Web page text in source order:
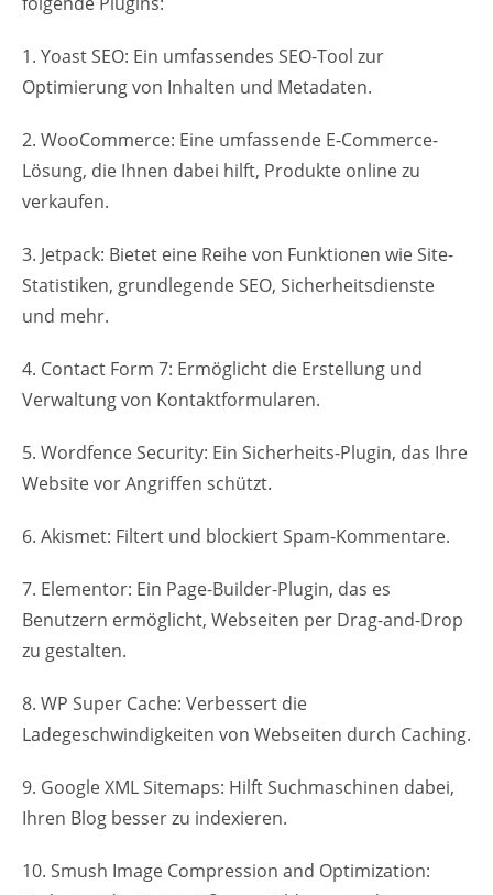
1. Yoast SEO: Ein umfassendes SEO-Tool zur
Optimierung von Inhalten und Metadaten.
2. WooCommerce: Eine umfassende E-Commerce-
Lösung, die Ihnen dabei hilft, Produkte online zu
verkaufen.
3. Jetpack: Bietet eine Reihe von Funktionen wie Site-
Statistiken, grundlegende SEO, Sicherheitsdienste
und mehr.
4. Contact Form 7: Ermöglicht die Erstellung und
Verwaltung von Kontaktformularen.
5. Wordfence Security: Ein Sicherheits-Plugin, das Ihre
Website vor Angriffen schützt.
6. Akismet: Filtert und blockiert Spam-Kommentare.
7. Elementor: Ein Page-Builder-Plugin, das es
Benutzern ermöglicht, Webseiten per Drag-and-Drop
zu gestalten.
8. WP Super Cache: Verbessert die
Ladegeschwindigkeiten von Webseiten durch Caching.
9. Google XML Sitemaps: Hilft Suchmaschinen dabei,
Ihren Blog besser zu indexieren.
10. Smush Image Compression and Optimization: